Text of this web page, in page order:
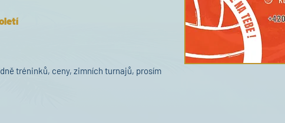
tréninků, ceny, zimních turnajů, prosím